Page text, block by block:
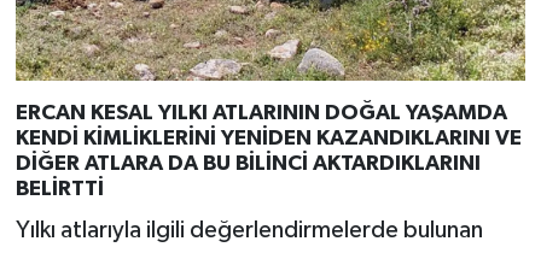
ERCAN KESAL YILKI ATLARININ DOĞAL YAŞAMDA
KENDİ KİMLİKLERİNİ YENİDEN KAZANDIKLARINI VE
DİĞER ATLARA DA BU BİLİNCİ AKTARDIKLARINI
BELİRTTİ
Yılkı atlarıyla ilgili değerlendirmelerde bulunan